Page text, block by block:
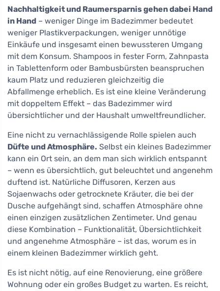
Nachhaltigkeit und Raumersparnis gehen dabei Hand
in Hand – weniger Dinge im Badezimmer bedeutet
weniger Plastikverpackungen, weniger unnötige
Einkäufe und insgesamt einen bewussteren Umgang
mit dem Konsum. Shampoos in fester Form, Zahnpasta
in Tablettenform oder Bambusbürsten beanspruchen
kaum Platz und reduzieren gleichzeitig die
Abfallmenge erheblich. Es ist eine kleine Veränderung
mit doppeltem Effekt – das Badezimmer wird
übersichtlicher und der Haushalt umweltfreundlicher.
Eine nicht zu vernachlässigende Rolle spielen auch
Düfte und Atmosphäre. Selbst ein kleines Badezimmer
kann ein Ort sein, an dem man sich wirklich entspannt
– wenn es übersichtlich, gut beleuchtet und angenehm
duftend ist. Natürliche Diffusoren, Kerzen aus
Sojaenwachs oder getrocknete Kräuter, die bei der
Dusche aufgehängt sind, schaffen Atmosphäre ohne
einen einzigen zusätzlichen Zentimeter. Und genau
diese Kombination – Funktionalität, Übersichtlichkeit
und angenehme Atmosphäre – ist das, worum es in
einem kleinen Badezimmer wirklich geht.
Es ist nicht nötig, auf eine Renovierung, eine größere
Wohnung oder ein großes Budget zu warten. Es reicht,